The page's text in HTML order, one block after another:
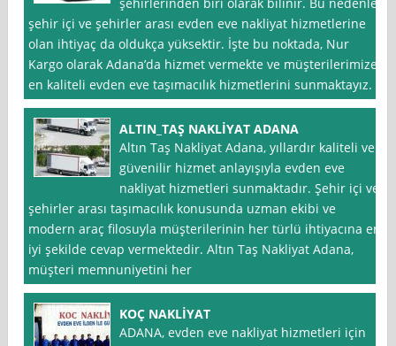
şehir içi ve şehirler arası evden eve nakliyat hizmetlerine
olan ihtiyaç da oldukça yüksektir. İşte bu noktada, Nur
Kargo olarak Adana’da hizmet vermekte ve müşterilerimize
en kaliteli evden eve taşımacılık hizmetlerini sunmaktayız.
ALTIN_TAŞ NAKLİYAT ADANA
Altın Taş Nakliyat Adana, yıllardır kaliteli ve
güvenilir hizmet anlayışıyla evden eve
nakliyat hizmetleri sunmaktadır. Şehir içi ve
şehirler arası taşımacılık konusunda uzman ekibi ve
modern araç filosuyla müşterilerinin her türlü ihtiyacına en
iyi şekilde cevap vermektedir. Altın Taş Nakliyat Adana,
müşteri memnuniyetini her
KOÇ NAKLİYAT
ADANA, evden eve nakliyat hizmetleri için